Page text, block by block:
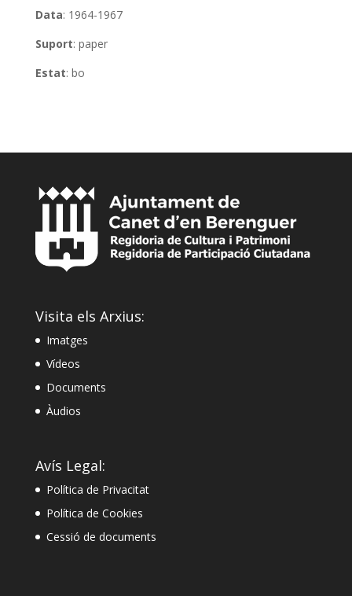
Data: 1964-1967
Suport: paper
Estat: bo
Visita els Arxius:
Imatges
Vídeos
Documents
Àudios
Avís Legal:
Política de Privacitat
Política de Cookies
Cessió de documents